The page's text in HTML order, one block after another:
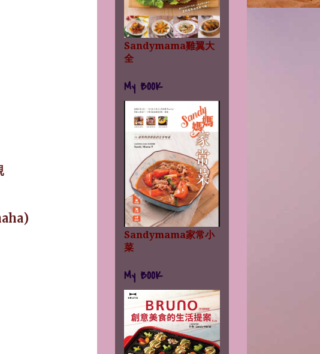
Sandymama雞翼大
全
My BOOK
Sandymama家常小
菜
My BOOK